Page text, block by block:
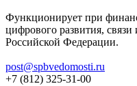
Функционирует при
цифрового развития,
Российской Федерации.
post@spbvedomosti.ru
+7 (812) 325-31-00